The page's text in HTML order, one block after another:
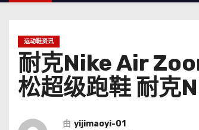
运动鞋资讯
耐克Nike Air
松超级跑鞋 耐克
由 yijimaoyi-01